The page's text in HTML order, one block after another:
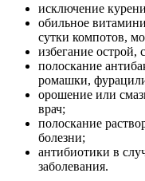
исключение
обильное
сутки компотов,
избегание
полоскание
ромашки,
орошение или
врач;
полоскание
болезни;
антибиотики в
заболевания.